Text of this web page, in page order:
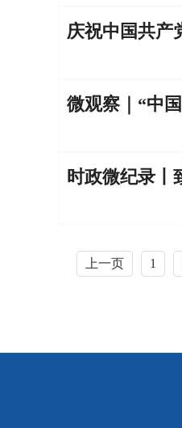
庆祝中国共产
微观察｜“中
时政微纪录丨
上一页 1